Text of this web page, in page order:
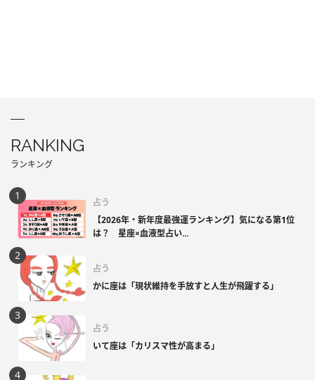
RANKING
ランキング
占う
【2026年・新年度最強運ランキング】気になる第1位
は？ 星座×血液型占い...
占う
かに座は「現状維持を手放すと人生が飛躍する」
占う
いて座は「カリスマ性が高まる」